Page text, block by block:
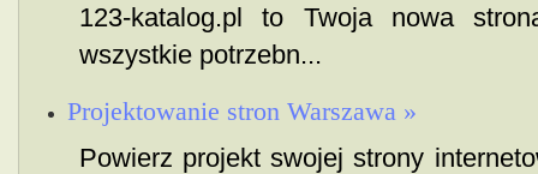
123-katalog.pl to Twoja nowa
wszystkie potrzebn...
Projektowanie stron Warszawa »
Powierz projekt swojej strony